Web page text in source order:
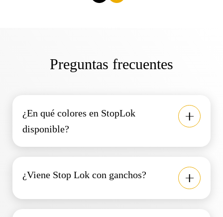
Preguntas frecuentes
¿En qué colores en StopLok
disponible?
¿Viene Stop Lok con ganchos?